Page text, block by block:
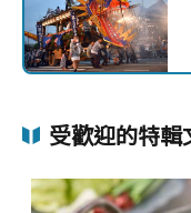
受歡迎的特輯